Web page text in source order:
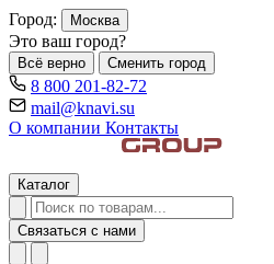
Город: Москва
Это ваш город?
Всё верно Сменить город
8 800 201-82-72
mail@knavi.su
О компании Контакты
Каталог
Связаться с нами